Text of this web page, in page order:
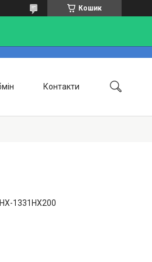
Кошик
Контакти
НХ-1331НХ200